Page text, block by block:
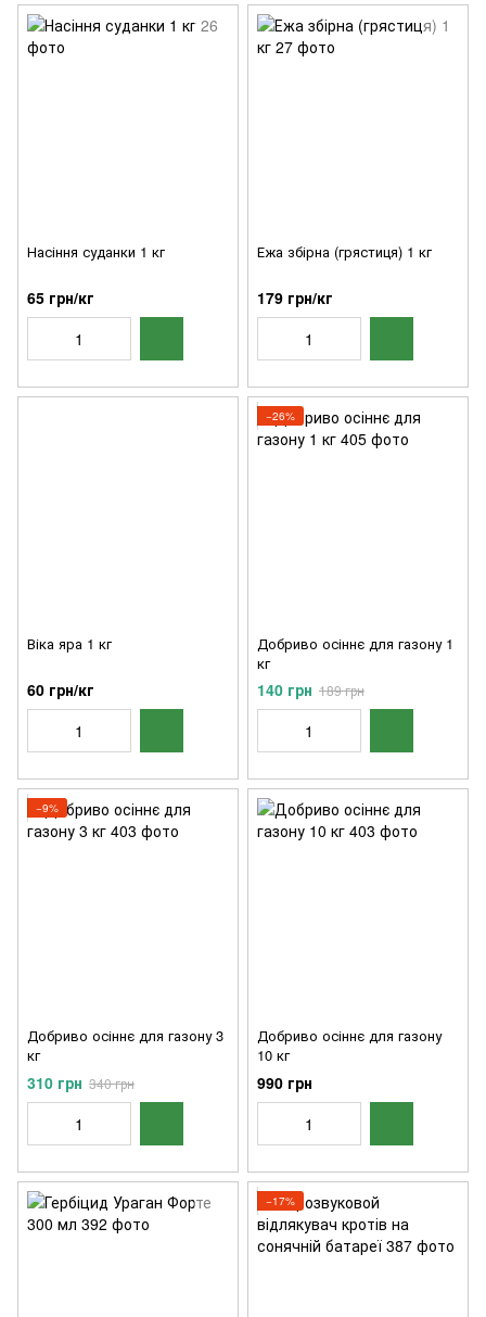
Насіння суданки 1 кг
65 грн/кг
Ежа збірна (грястиця) 1 кг
179 грн/кг
Віка яра 1 кг
60 грн/кг
−26%
Добриво осіннє для газону 1
кг
140 грн 189 грн
−9%
Добриво осіннє для газону 3
кг
310 грн 340 грн
Добриво осіннє для газону
10 кг
990 грн
−17%